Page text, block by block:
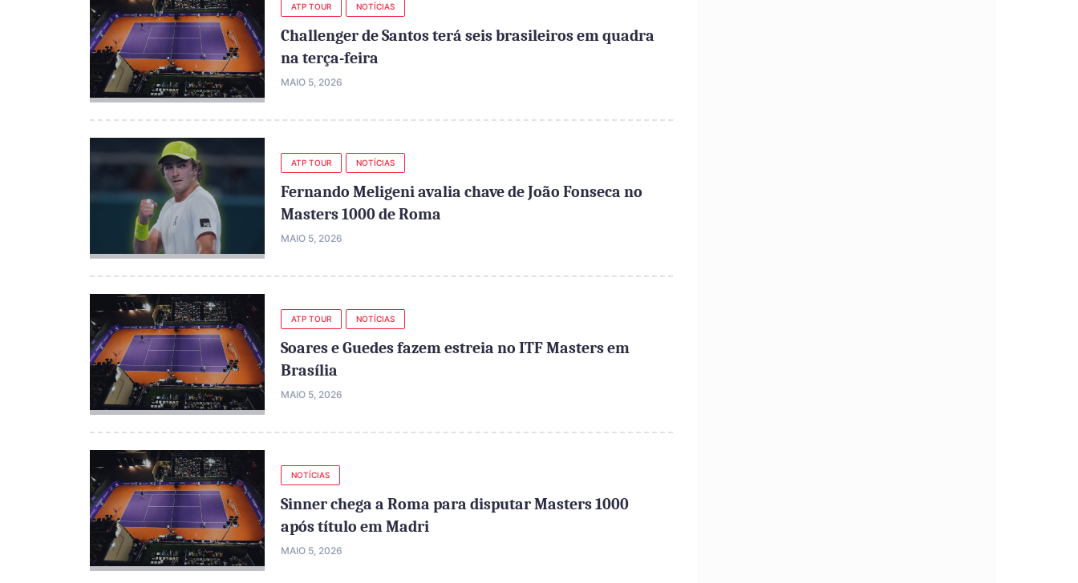
ATP TOUR NOTÍCIAS
Challenger de Santos terá seis brasileiros em quadra
na terça-feira
MAIO 5, 2026
ATP TOUR NOTÍCIAS
Fernando Meligeni avalia chave de João Fonseca no
Masters 1000 de Roma
MAIO 5, 2026
ATP TOUR NOTÍCIAS
Soares e Guedes fazem estreia no ITF Masters em
Brasília
MAIO 5, 2026
NOTÍCIAS
Sinner chega a Roma para disputar Masters 1000
após título em Madri
MAIO 5, 2026